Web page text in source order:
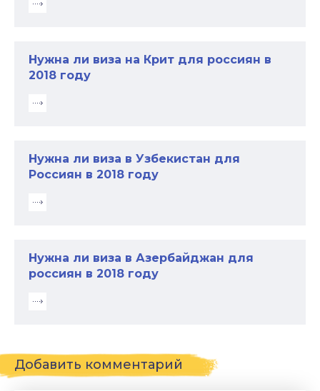
Нужна ли виза на Крит для россиян в
2018 году
Нужна ли виза в Узбекистан для
Россиян в 2018 году
Нужна ли виза в Азербайджан для
россиян в 2018 году
Добавить комментарий